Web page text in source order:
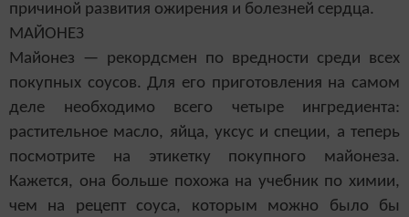
причиной развития ожирения и болезней сердца.
МАЙОНЕЗ
Майонез — рекордсмен по вредности среди всех
покупных соусов. Для его приготовления на самом
деле необходимо всего четыре ингредиента:
растительное масло, яйца, уксус и специи, а теперь
посмотрите на этикетку покупного майонеза.
Кажется, она больше похожа на учебник по химии,
чем на рецепт соуса, которым можно было бы